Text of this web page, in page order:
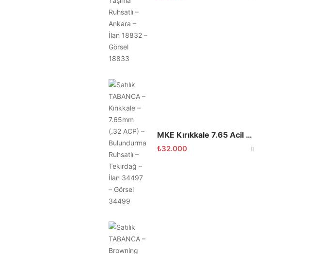
MKE Kırıkkale 7.65 Acil Satılık
₺32.000